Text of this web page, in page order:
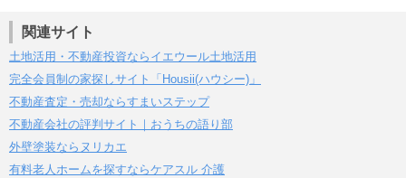
関連サイト
土地活用・不動産投資ならイエウール土地活用
完全会員制の家探しサイト「Housii(ハウシー)」
不動産査定・売却ならすまいステップ
不動産会社の評判サイト｜おうちの語り部
外壁塗装ならヌリカエ
有料老人ホームを探すならケアスル 介護